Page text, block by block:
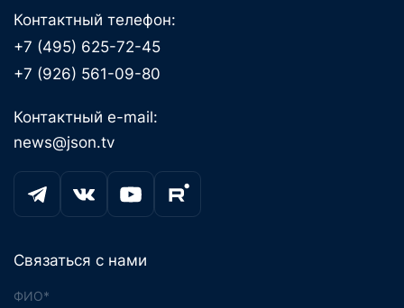
Контактный телефон:
+7 (495) 625-72-45
+7 (926) 561-09-80
Контактный e-mail:
news@json.tv
Связаться с нами